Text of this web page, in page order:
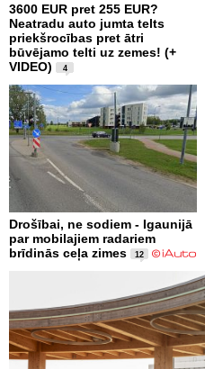
3600 EUR pret 255 EUR?
Neatradu auto jumta telts
priekšrocības pret ātri
būvējamo telti uz zemes! (+
VIDEO)
4
Drošībai, ne sodiem - Igaunijā
par mobilajiem radariem
brīdinās ceļa zimes
12